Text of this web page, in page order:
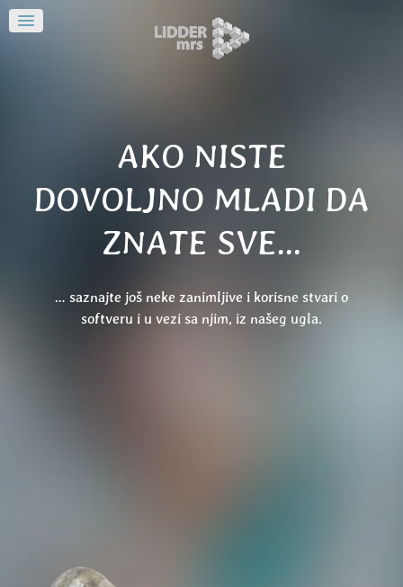
AKO NISTE
DOVOLJNO MLADI DA
ZNATE SVE…
… saznajte još neke zanimljive i korisne stvari o
softveru i u vezi sa njim, iz našeg ugla.